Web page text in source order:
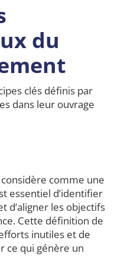
du
clés définis par
dans leur ouvrage
comme une
essentiel d’identifier
d’aligner les objectifs
Cette définition de
inutiles et de
ce qui génère un